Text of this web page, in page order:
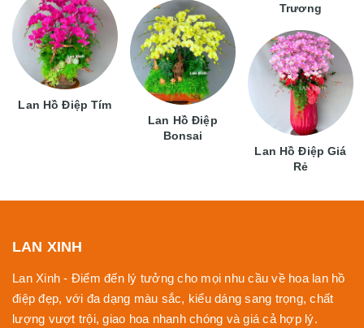
Lan Hồ Điệp Tím
Lan Hồ Điệp
Bonsai
Trương
Lan Hồ Điệp Giá
Rẻ
LAN XINH
Lan Xinh - Điểm đến lý tưởng cho mọi nhu cầu về hoa lan hồ
điệp đẹp, với đa dạng màu sắc, kiểu dáng sang trọng, chất
lượng vượt trội, giao hoa nhanh chóng và giá cả hợp lý.